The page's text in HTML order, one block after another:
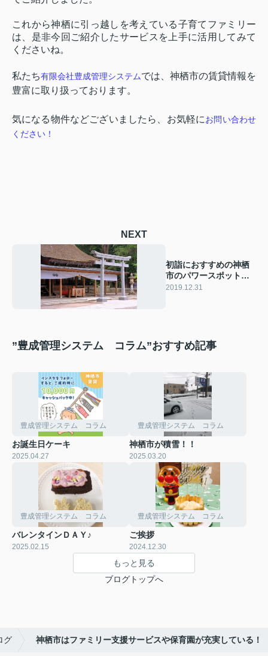
これから神栖に引っ越しを考えている子育てファミリー
は、是非今回ご紹介したサービスを上手に活用してみて
くださいね。
私たち有限会社豊成管理システムでは、神栖市の賃貸情報を
豊富に取り扱っております。
気になる物件などございましたら、お気軽にお問い合わせ
ください！
NEXT
初詣におすすめの神栖
市のパワースポット神
社や伝説を紹介
2019.12.31
”豊成管理システム コラム”おすすめ記事
豊成管理システム コラム
お誕生日ケーキ
2025.04.27
豊成管理システム コラム
神栖市が積雪！！
2025.03.20
豊成管理システム コラム
バレンタインＤＡＹ♪
2025.02.15
豊成管理システム コラム
ご挨拶
2024.12.30
もっと見る
ブログトップへ
グ 神栖市はファミリー支援サービスや保育園が充実している！